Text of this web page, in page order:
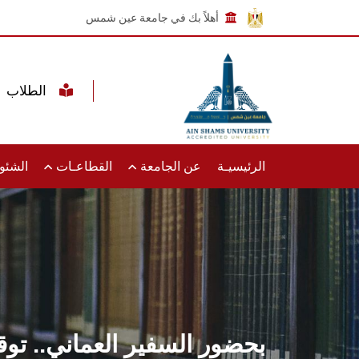
أهلاً بك في جامعة عين شمس
الرئيسيـة عن الجامعة القطاعـات
بحضور السفير العماني..